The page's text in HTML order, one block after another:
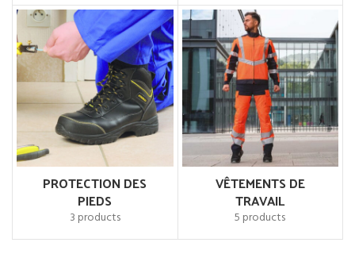
Dhs.
PROTECTION DES
PIEDS
3 products
VÊTEMENTS DE
TRAVAIL
5 products